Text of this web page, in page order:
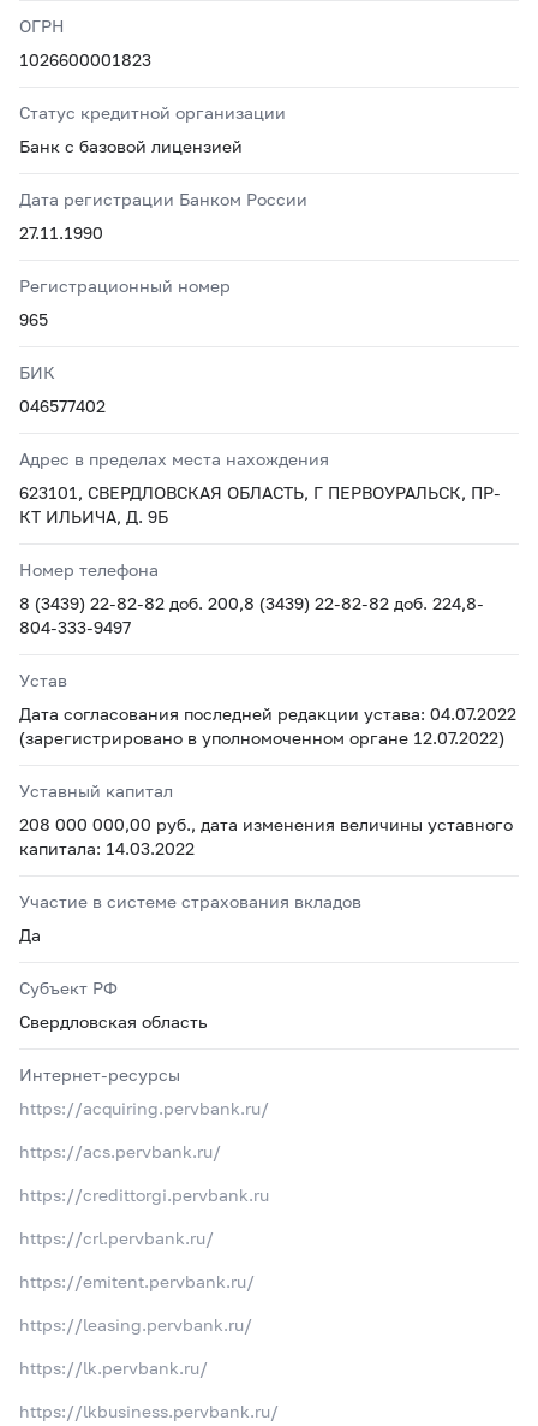
ОГРН
1026600001823
Статус кредитной организации
Банк с базовой лицензией
Дата регистрации Банком России
27.11.1990
Регистрационный номер
965
БИК
046577402
Адрес в пределах места нахождения
623101, СВЕРДЛОВСКАЯ ОБЛАСТЬ, Г ПЕРВОУРАЛЬСК, ПР-
КТ ИЛЬИЧА, Д. 9Б
Номер телефона
8 (3439) 22-82-82 доб. 200,8 (3439) 22-82-82 доб. 224,8-
804-333-9497
Устав
Дата согласования последней редакции устава: 04.07.2022
(зарегистрировано в уполномоченном органе 12.07.2022)
Уставный капитал
208 000 000,00 руб., дата изменения величины уставного
капитала: 14.03.2022
Участие в системе страхования вкладов
Да
Субъект РФ
Свердловская область
Интернет-ресурсы
https://acquiring.pervbank.ru/
https://acs.pervbank.ru/
https://credittorgi.pervbank.ru
https://crl.pervbank.ru/
https://emitent.pervbank.ru/
https://leasing.pervbank.ru/
https://lk.pervbank.ru/
https://lkbusiness.pervbank.ru/